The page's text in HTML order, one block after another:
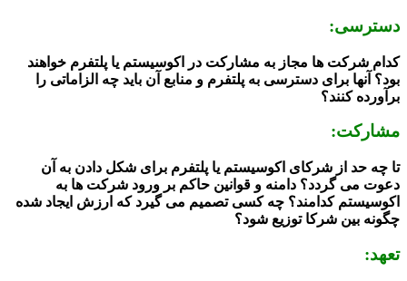
دسترسی:
کدام شرکت ها مجاز به مشارکت در اکوسیستم یا پلتفرم خواهند
بود؟ آنها برای دسترسی به پلتفرم و منابع آن باید چه الزاماتی را
برآورده کنند؟
مشارکت:
تا چه حد از شرکای اکوسیستم یا پلتفرم برای شکل دادن به آن
دعوت می گردد؟ دامنه و قوانین حاکم بر ورود شرکت ها به
اکوسیستم کدامند؟ چه کسی تصمیم می گیرد که ارزش ایجاد شده
چگونه بین شرکا توزیع شود؟
تعهد: